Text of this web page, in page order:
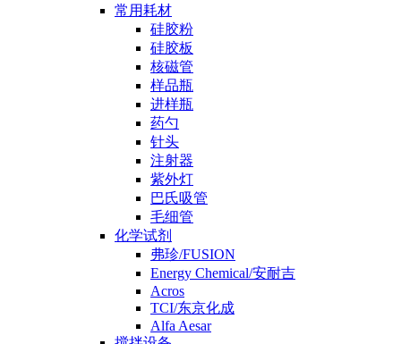
常用耗材
硅胶粉
硅胶板
核磁管
样品瓶
进样瓶
药勺
针头
注射器
紫外灯
巴氏吸管
毛细管
化学试剂
弗珍/FUSION
Energy Chemical/安耐吉
Acros
TCI/东京化成
Alfa Aesar